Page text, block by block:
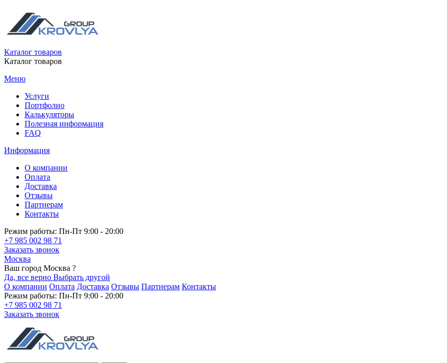
Каталог товаров
Каталог товаров
Меню
Услуги
Портфолио
Калькуляторы
Полезная информация
FAQ
Информация
О компании
Оплата
Доставка
Отзывы
Партнерам
Контакты
Режим работы: Пн-Пт 9:00 - 20:00
+7 985 002 98 71
Заказать звонок
Москва
Ваш город Москва ?
Да, все верно Выбрать другой
О компании Оплата Доставка Отзывы Партнерам Контакты
Режим работы: Пн-Пт 9:00 - 20:00
+7 985 002 98 71
Заказать звонок